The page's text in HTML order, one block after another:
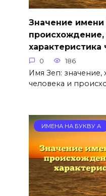
Значение имени
происхождение,
характеристика
0 186
Имя Зеп: значение,
человека и
ИМЕНА НА БУКВУ А